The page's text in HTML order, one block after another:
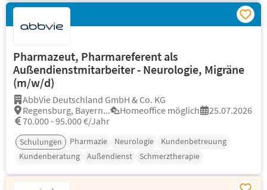
Pharmazeut, Pharmareferent als
Außendienstmitarbeiter - Neurologie, Migräne
(m/w/d)
AbbVie Deutschland GmbH & Co. KG
Regensburg, Bayern...
Homeoffice möglich
25.07.2026
70.000 - 95.000 €/Jahr
Schulungen Pharmazie Neurologie
Kundenbetreuung
Kundenberatung
Außendienst Schmerztherapie